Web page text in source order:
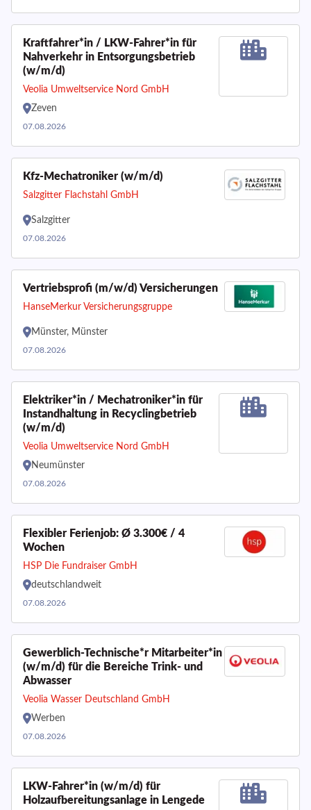
Kraftfahrer*in / LKW-Fahrer*in für
Nahverkehr in Entsorgungsbetrieb
(w/m/d)
Veolia Umweltservice Nord GmbH
Zeven
07.08.2026
Kfz-Mechatroniker (w/m/d)
Salzgitter Flachstahl GmbH
Salzgitter
07.08.2026
Vertriebsprofi (m/w/d) Versicherungen
HanseMerkur Versicherungsgruppe
Münster, Münster
07.08.2026
Elektriker*in / Mechatroniker*in für
Instandhaltung in Recyclingbetrieb
(w/m/d)
Veolia Umweltservice Nord GmbH
Neumünster
07.08.2026
Flexibler Ferienjob: Ø 3.300€ / 4
Wochen
HSP Die Fundraiser GmbH
deutschlandweit
07.08.2026
Gewerblich-Technische*r Mitarbeiter*in
(w/m/d) für die Bereiche Trink- und
Abwasser
Veolia Wasser Deutschland GmbH
Werben
07.08.2026
LKW-Fahrer*in (w/m/d) für
Holzaufbereitungsanlage in Lengede